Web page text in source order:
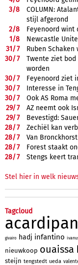
3/8
COLUMN:
stijl afgerond
2/8
Feyenoord wint
1/8
Newcastle
31/7
Ruben Schaken
30/7
Twente ziet
worden
30/7
Feyenoord ziet
30/7
Interesse in
30/7
Ook AS Roma
29/7
AZ neemt ook
29/7
Bevestigd:
28/7
Zechiël kan
28/7
Van
28/7
Forest staakt
28/7 Stengs keert
Stel hier in welk
Tagcloud
givairo hadj infantino
nieuwkoop ouaissa
steijn tengstedt ueda